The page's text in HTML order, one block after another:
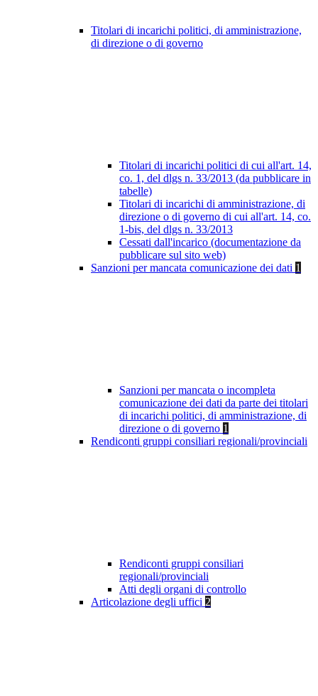
Titolari di incarichi politici, di amministrazione,
di direzione o di governo
Titolari di incarichi politici di cui all'art. 14,
co. 1, del dlgs n. 33/2013 (da pubblicare in
tabelle)
Titolari di incarichi di amministrazione, di
direzione o di governo di cui all'art. 14, co.
1-bis, del dlgs n. 33/2013
Cessati dall'incarico (documentazione da
pubblicare sul sito web)
Sanzioni per mancata comunicazione dei dati 1
Sanzioni per mancata o incompleta
comunicazione dei dati da parte dei titolari
di incarichi politici, di amministrazione, di
direzione o di governo 1
Rendiconti gruppi consiliari regionali/provinciali
Rendiconti gruppi consiliari
regionali/provinciali
Atti degli organi di controllo
Articolazione degli uffici 2